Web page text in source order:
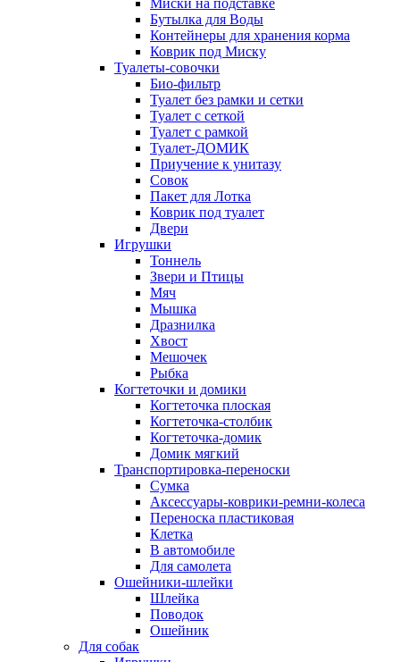
Бутылка для Воды
Контейнеры для хранения корма
Коврик под Миску
Туалеты-совочки
Био-фильтр
Туалет без рамки и сетки
Туалет с сеткой
Туалет с рамкой
Туалет-ДОМИК
Приучение к унитазу
Совок
Пакет для Лотка
Коврик под туалет
Двери
Игрушки
Тоннель
Звери и Птицы
Мяч
Мышка
Дразнилка
Хвост
Мешочек
Рыбка
Когтеточки и домики
Когтеточка плоская
Когтеточка-столбик
Когтеточка-домик
Домик мягкий
Транспортировка-переноски
Сумка
Аксессуары-коврики-ремни-колеса
Переноска пластиковая
Клетка
В автомобиле
Для самолета
Ошейники-шлейки
Шлейка
Поводок
Ошейник
Для собак